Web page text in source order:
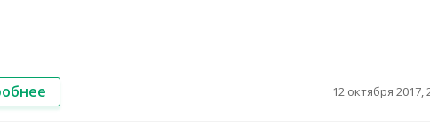
12 октября 2017,